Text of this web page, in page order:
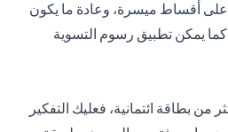
على أقساط ميسرة، وعادة ما يكون
يمكن تطبيق رسوم التسوية
من بطاقة ائتمانية، فعليك التفكير